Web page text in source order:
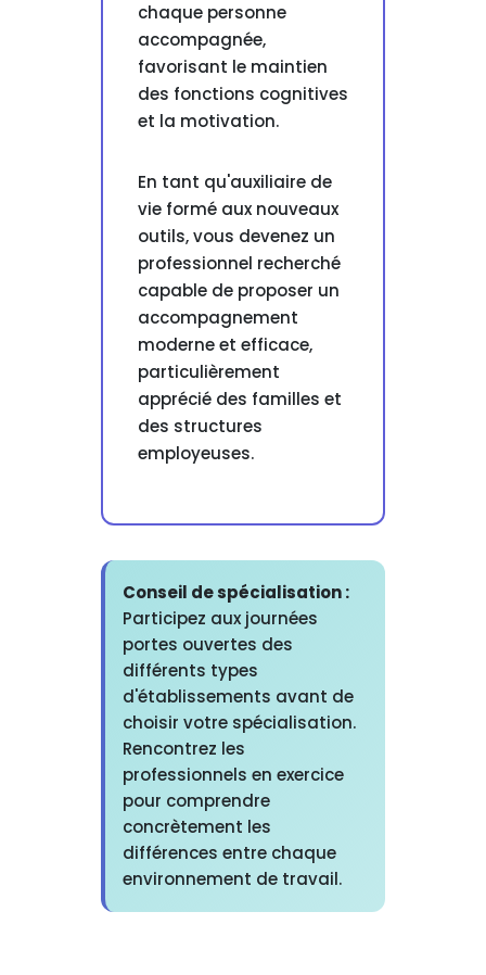
chaque personne
accompagnée,
favorisant le maintien
des fonctions cognitives
et la motivation.
En tant qu'auxiliaire de
vie formé aux nouveaux
outils, vous devenez un
professionnel recherché
capable de proposer un
accompagnement
moderne et efficace,
particulièrement
apprécié des familles et
des structures
employeuses.
Conseil de spécialisation :
Participez aux journées
portes ouvertes des
différents types
d'établissements avant de
choisir votre spécialisation.
Rencontrez les
professionnels en exercice
pour comprendre
concrètement les
différences entre chaque
environnement de travail.